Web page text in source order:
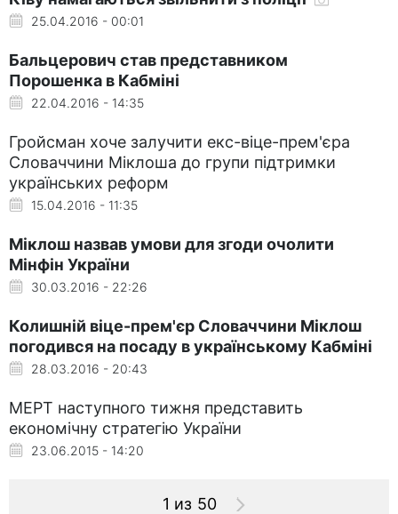
25.04.2016 - 00:01
Бальцерович став представником
Порошенка в Кабміні
22.04.2016 - 14:35
Гройсман хоче залучити екс-віце-прем'єра
Словаччини Міклоша до групи підтримки
українських реформ
15.04.2016 - 11:35
Міклош назвав умови для згоди очолити
Мінфін України
30.03.2016 - 22:26
Колишній віце-прем'єр Словаччини Міклош
погодився на посаду в українському Кабміні
28.03.2016 - 20:43
МЕРТ наступного тижня представить
економічну стратегію України
23.06.2015 - 14:20
1 из 50